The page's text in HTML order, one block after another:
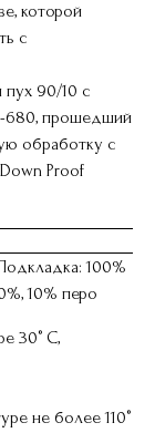
которой
с
пух 90/10 с
680, прошедший
обработку с
Proof
100%
10% перо
30° C,
не более 110°